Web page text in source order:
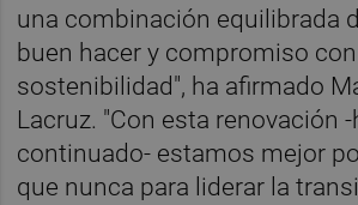
una combinación equilibrada
buen hacer y compromiso
sostenibilidad", ha afirmado
Lacruz. "Con esta renovación -
continuado- estamos mejor
que nunca para liderar la